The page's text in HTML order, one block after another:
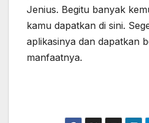
Jenius. Begitu banyak
kamu dapatkan di sini.
aplikasinya dan dapatkan
manfaatnya.